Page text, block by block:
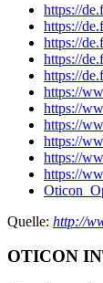
https://
https://
https://
https://
https://
https://
https://
https://
https://
https://
https://
Quelle: http://
OTICON